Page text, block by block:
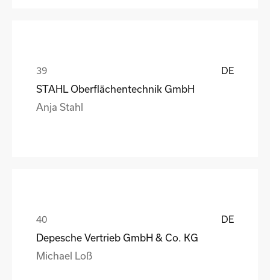
DE
STAHL Oberflächentechnik GmbH
Anja Stahl
DE
Depesche Vertrieb GmbH & Co. KG
Michael Loß